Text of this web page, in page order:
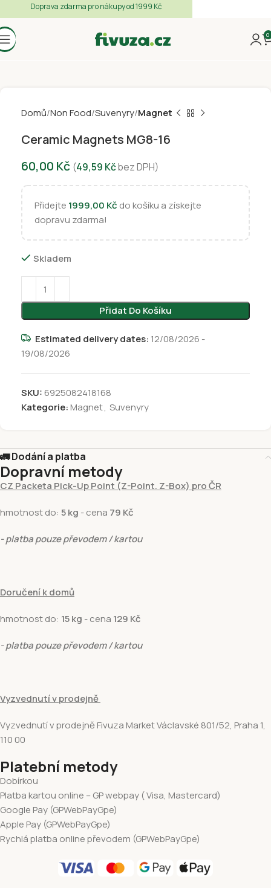
0
Domů Non Food Suvenyry Magnet
Ceramic Magnets MG8-16
60,00 Kč (49,59 Kčbez DPH)
Přidejte 1999,00 Kč do košíku a získejte
dopravu zdarma!
Skladem
Přidat Do Košíku
Estimated delivery dates: 12/08/2026 -
19/08/2026
SKU:6925082418168
Kategorie:Magnet, Suvenyry
🚛 Dodání a platba
Dopravní metody
CZ Packeta Pick-Up Point (Z-Point. Z-Box) pro ČR
hmotnost do: 5 kg - cena 79 Kč
- platba pouze převodem / kartou
Doručení k domů
hmotnost do: 15 kg - cena 129 Kč
- platba pouze převodem / kartou
Vyzvednutí v prodejně
Vyzvednutí v prodejně Fivuza Market Václavské 801/52, Praha 1,
110 00
Platební metody
Dobírkou
Platba kartou online – GP webpay ( Visa, Mastercard)
Google Pay (GPWebPayGpe)
Apple Pay (GPWebPayGpe)
Rychlá platba online převodem (GPWebPayGpe)
Doprava zdarma pro nákupy od 1999 Kč